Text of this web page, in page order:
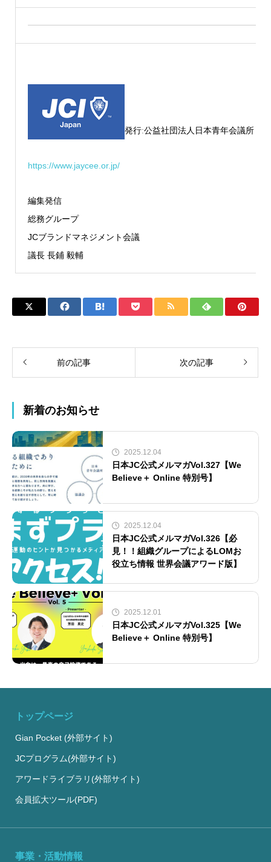
発行ː公益社団法人日本青年会議所
https://www.jaycee.or.jp/
編集発信
総務グループ
JCブランドマネジメント会議
議長 長鋪 毅輔
前の記事 次の記事
新着のお知らせ
2025.12.04
日本JC公式メルマガVol.327【We
Believe＋ Online 特別号】
2025.12.04
日本JC公式メルマガVol.326【必
見！！組織グループによるLOMお
役立ち情報 世界会議アワード版】
2025.12.01
日本JC公式メルマガVol.325【We
Believe＋ Online 特別号】
トップページ
Gian Pocket (外部サイト)
JCプログラム(外部サイト)
アワードライブラリ(外部サイト)
会員拡大ツール(PDF)
事業・活動情報